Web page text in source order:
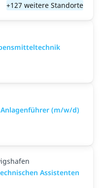
+127 weitere Standorte
(m/w/d)
Assistenten